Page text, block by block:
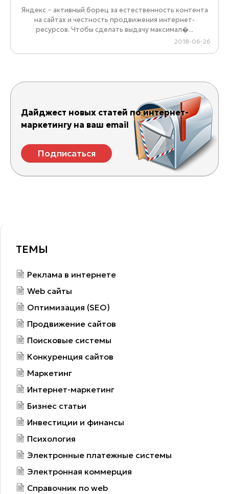
Яндекс − активный борец за естественность контента
на сайтах и честность продвижения интернет-
ресурсов. Чтобы сделать выдачу максимал�...
2018-06-26
Дайджест новых статей по интернет-
маркетингу на ваш email
Подписаться
ТЕМЫ
Реклама в интернете
Web сайты
Оптимизация (SEO)
Продвижение сайтов
Поисковые системы
Конкуренция сайтов
Маркетинг
Интернет-маркетинг
Бизнес статьи
Инвестиции и финансы
Психология
Электронные платежные системы
Электронная коммерция
Справочник по web